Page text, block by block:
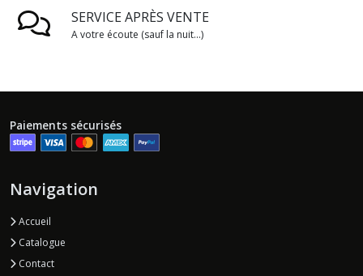
SERVICE APRÈS VENTE
A votre écoute (sauf la nuit...)
Paiements sécurisés
Navigation
Accueil
Catalogue
Contact